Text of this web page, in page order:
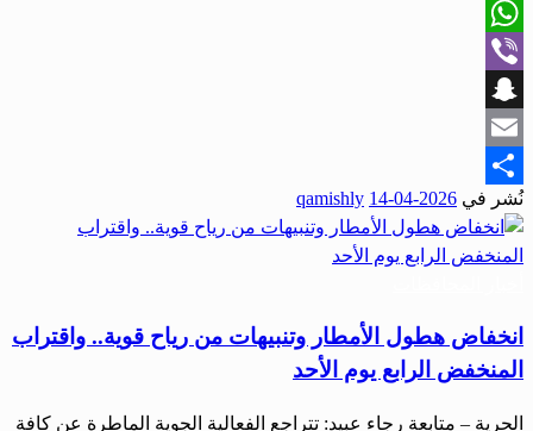
X
WhatsApp
Viber
Snapchat
Email
Share
نُشر في 2026-04-14
qamishly
انخفاض هطول الأمطار وتنبيهات من رياح قوية.. واقتراب
المنخفض الرابع يوم الأحد
الحرية – متابعة رجاء عبيد: تتراجع الفعالية الجوية الماطرة عن كافة